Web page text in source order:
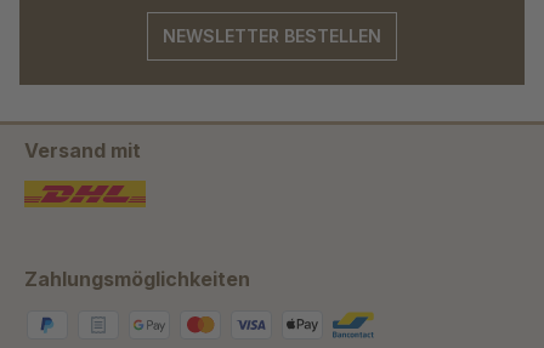
NEWSLETTER BESTELLEN
Versand mit
Zahlungsmöglichkeiten